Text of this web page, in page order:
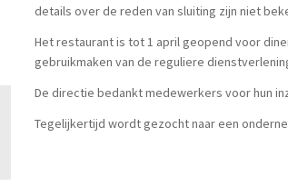
details over de reden van sluiting zijn niet
Het restaurant is tot 1 april geopend voor
gebruikmaken van de reguliere
De directie bedankt medewerkers voor hun
Tegelijkertijd wordt gezocht naar een